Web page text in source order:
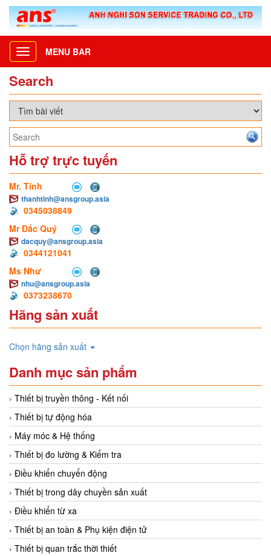
Toggle
navigation
MENU BAR
Search
Hỗ trợ trực tuyến
Mr. Tính
thanhtinh@ansgroup.asia
0345038849
Mr Đắc Quý
dacquy@ansgroup.asia
0344121041
Ms Như
nhu@ansgroup.asia
0373238670
Hãng sản xuất
Chọn hãng sản xuất
Danh mục sản phẩm
Thiết bị truyền thông - Kết nối
Thiết bị tự động hóa
Máy móc & Hệ thống
Thiết bị đo lường & Kiểm tra
Điều khiển chuyển động
Thiết bị trong dây chuyền sản xuất
Điều khiển từ xa
Thiết bị an toàn & Phụ kiện điện tử
Thiết bị quan trắc thời thiết